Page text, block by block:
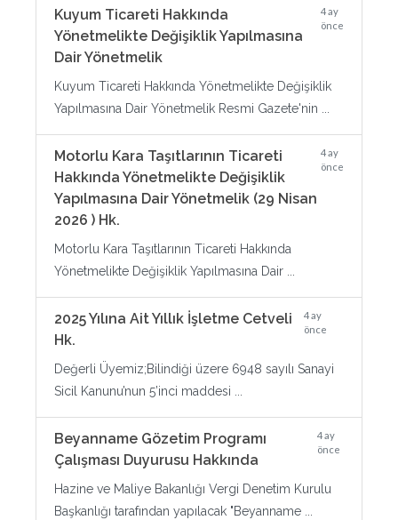
Kuyum Ticareti Hakkında
Yönetmelikte Değişiklik Yapılmasına
Dair Yönetmelik
4 ay
önce
Kuyum Ticareti Hakkında Yönetmelikte Değişiklik
Yapılmasına Dair Yönetmelik Resmi Gazete'nin ...
Motorlu Kara Taşıtlarının Ticareti
Hakkında Yönetmelikte Değişiklik
Yapılmasına Dair Yönetmelik (29 Nisan
2026 ) Hk.
4 ay
önce
Motorlu Kara Taşıtlarının Ticareti Hakkında
Yönetmelikte Değişiklik Yapılmasına Dair ...
2025 Yılına Ait Yıllık İşletme Cetveli
Hk.
4 ay
önce
Değerli Üyemiz;Bilindiği üzere 6948 sayılı Sanayi
Sicil Kanunu’nun 5’inci maddesi ...
Beyanname Gözetim Programı
Çalışması Duyurusu Hakkında
4 ay
önce
Hazine ve Maliye Bakanlığı Vergi Denetim Kurulu
Başkanlığı tarafından yapılacak "Beyanname ...